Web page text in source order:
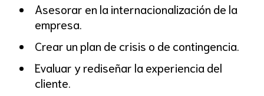
Asesorar en la internacionalización de la
empresa.
Crear un plan de crisis o de contingencia.
Evaluar y rediseñar la experiencia del
cliente.